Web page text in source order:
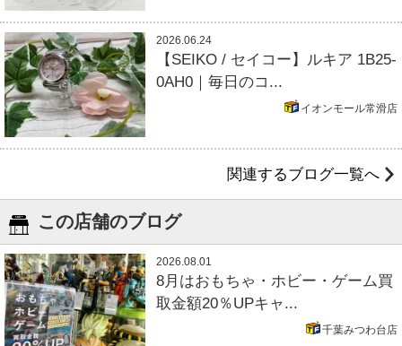
2026.06.24
【SEIKO / セイコー】ルキア 1B25-
0AH0｜毎日のコ...
イオンモール常滑店
関連するブログ一覧へ
この店舗のブログ
2026.08.01
8月はおもちゃ・ホビー・ゲーム買
取金額20％UPキャ...
千葉みつわ台店